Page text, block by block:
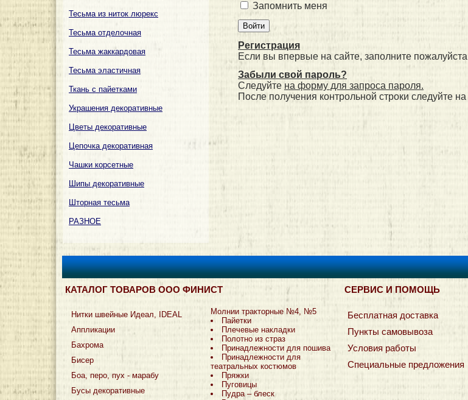
Тесьма из ниток люрекс
Тесьма отделочная
Тесьма жаккардовая
Тесьма эластичная
Ткань с пайетками
Украшения декоративные
Цветы декоративные
Цепочка декоративная
Чашки корсетные
Шипы декоративные
Шторная тесьма
РАЗНОЕ
Запомнить меня
Регистрация
Если вы впервые на сайте, заполните пожалуйста
Забыли свой пароль?
Следуйте на форму для запроса пароля.
После получения контрольной строки следуйте на
КАТАЛОГ ТОВАРОВ ООО ФИНИСТ СЕРВИС И ПОМОЩЬ
Нитки швейные Идеал, IDEAL
Аппликации
Бахрома
Бисер
Боа, перо, пух - марабу
Бусы декоративные
Молнии тракторные №4, №5
Пайетки
Плечевые накладки
Полотно из страз
Принадлежности для пошива
Принадлежности для
театральных костюмов
Пряжки
Пуговицы
Пудра – блеск
Бесплатная доставка
Пункты самовывоза
Условия работы
Специальные предложения